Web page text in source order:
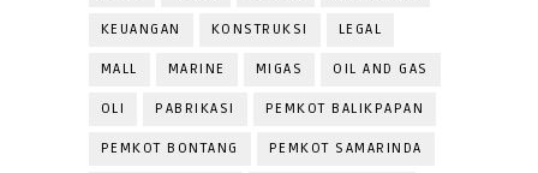
KEUANGAN KONSTRUKSI LEGAL
MALL MARINE MIGAS OIL AND GAS
OLI PABRIKASI PEMKOT BALIKPAPAN
PEMKOT BONTANG PEMKOT SAMARINDA